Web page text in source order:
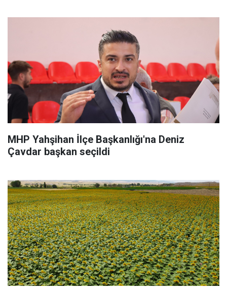
MHP Yahşihan İlçe Başkanlığı'na Deniz
Çavdar başkan seçildi